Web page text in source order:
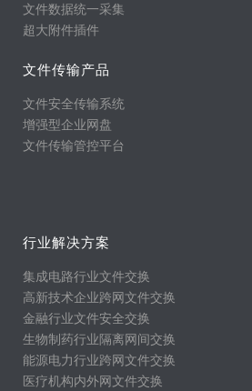
文件数据统一采集
超大附件插件
文件传输产品
文件安全传输系统
增强型企业网盘
文件传输管控平台
行业解决方案
集成电路行业文件交换
高新技术企业跨网文件交换
金融行业文件安全交换
生物制药行业隔离网间交换
能源电力行业跨网文件交换
医疗机构内外网文件交换